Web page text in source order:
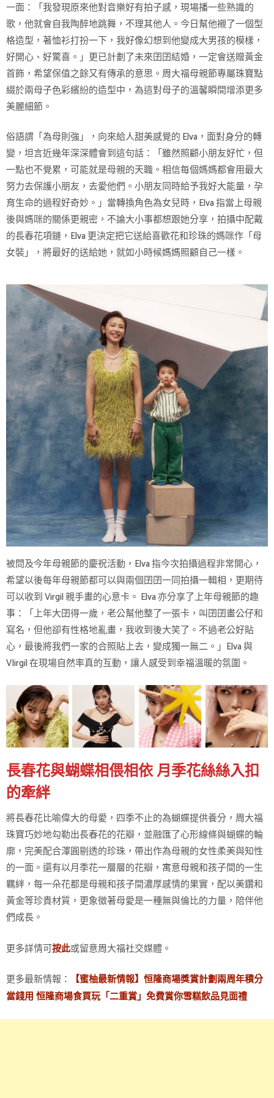
一面：「我發現原來他對音樂好有拍子感，現場播一些熟識的
歌，他就會自我陶醉地跳舞，不理其他人。今日幫他襯了一個型
格造型，著恤衫打扮一下，我好像幻想到他變成大男孩的模樣，
好開心、好驚喜。」更已計劃了未來囝囝結婚，一定會送贈黃金
首飾，希望保值之餘又有傳承的意思。周大福母親節專屬珠寶點
綴於兩母子色彩繽紛的造型中，為這對母子的溫馨瞬間增添更多
美麗細節。
俗語謂「為母則強」，向來給人甜美感覺的 Elva，面對身分的轉
變，坦言近幾年深深體會到這句話：「雖然照顧小朋友好忙，但
一點也不覺累，可能就是母親的天職。相信每個媽媽都會用最大
努力去保護小朋友，去愛他們。小朋友同時給予我好大能量，孕
育生命的過程好奇妙。」當轉換角色為女兒時，Elva 指當上母親
後與媽咪的關係更親密，不論大小事都想跟她分享，拍攝中配戴
的長春花項鏈，Elva 更決定把它送給喜歡花和珍珠的媽咪作「母
女裝」，將最好的送給她，就如小時候媽媽照顧自己一樣。
被問及今年母親節的慶祝活動，Elva 指今次拍攝過程非常開心，
希望以後每年母親節都可以與兩個囝囝一同拍攝一輯相，更期待
可以收到 Virgil 親手畫的心意卡。 Elva 亦分享了上年母親節的趣
事：「上年大囝得一歲，老公幫他整了一張卡，叫囝囝畫公仔和
寫名，但他卻有性格地亂畫，我收到後大笑了。不過老公好貼
心，最後將我們一家的合照貼上去，變成獨一無二。」Elva 與
VIirgil 在現場自然率真的互動，讓人感受到幸福溫暖的氛圍。
長春花與蝴蝶相偎相依 月季花絲絲入扣
的牽絆
將長春花比喻偉大的母愛，四季不止的為蝴蝶提供養分，周大福
珠寶巧妙地勾勒出長春花的花瓣，並融匯了心形線條與蝴蝶的輪
廓，完美配合渾圓剔透的珍珠，帶出作為母親的女性柔美與知性
的一面。還有以月季花一層層的花瓣，寓意母親和孩子間的一生
羈絆，每一朵花都是母親和孩子間濃厚感情的果實，配以美鑽和
黃金等珍貴材質，更象徵著母愛是一種無與倫比的力量，陪伴他
們成長。
更多詳情可按此或留意周大福社交媒體。
更多最新情報：
【蜜柚最新情報】恒隆商場獎賞計劃兩周年積分
當錢用 恒隆商場食買玩「二重賞」免費賞你雪糕飲品見面禮